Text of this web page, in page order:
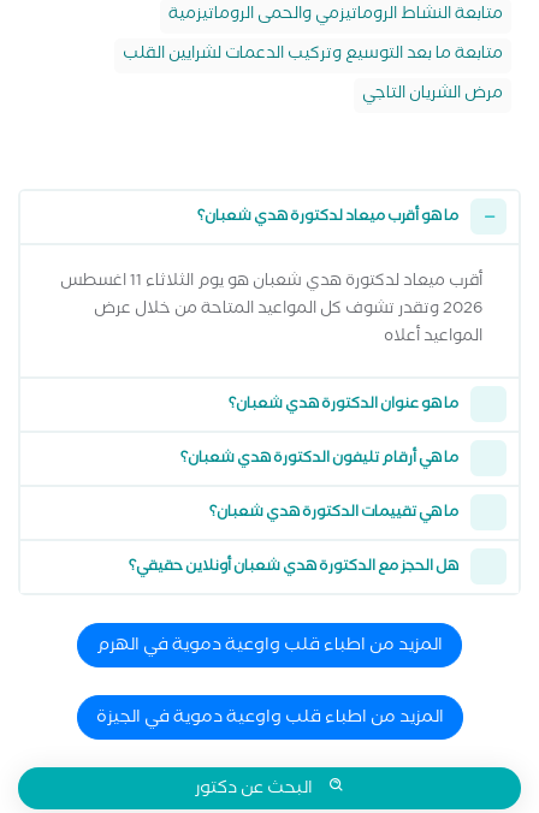
متابعة النشاط الروماتيزمي والحمى الروماتيزمية
متابعة ما بعد التوسيع وتركيب الدعمات لشرايين القلب
مرض الشريان التاجي
ما هو أقرب ميعاد لدكتورة هدي شعبان؟
أقرب ميعاد لدكتورة هدي شعبان هو يوم الثلاثاء 11 اغسطس
2026 وتقدر تشوف كل المواعيد المتاحة من خلال عرض
المواعيد أعلاه
ما هو عنوان الدكتورة هدي شعبان؟
ما هي أرقام تليفون الدكتورة هدي شعبان؟
ما هي تقييمات الدكتورة هدي شعبان؟
هل الحجز مع الدكتورة هدي شعبان أونلاين حقيقي؟
المزيد من اطباء قلب واوعية دموية في الهرم
المزيد من اطباء قلب واوعية دموية في الجيزة
البحث عن دكتور